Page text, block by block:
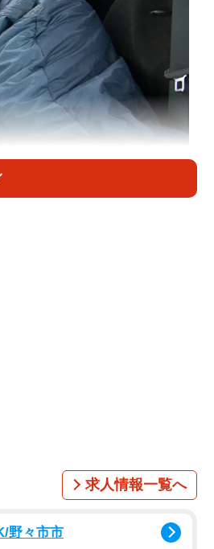
？
えられなくなった時点でギブア
による一酸化炭素中毒やガス欠
求人情報一覧へ
野々市市